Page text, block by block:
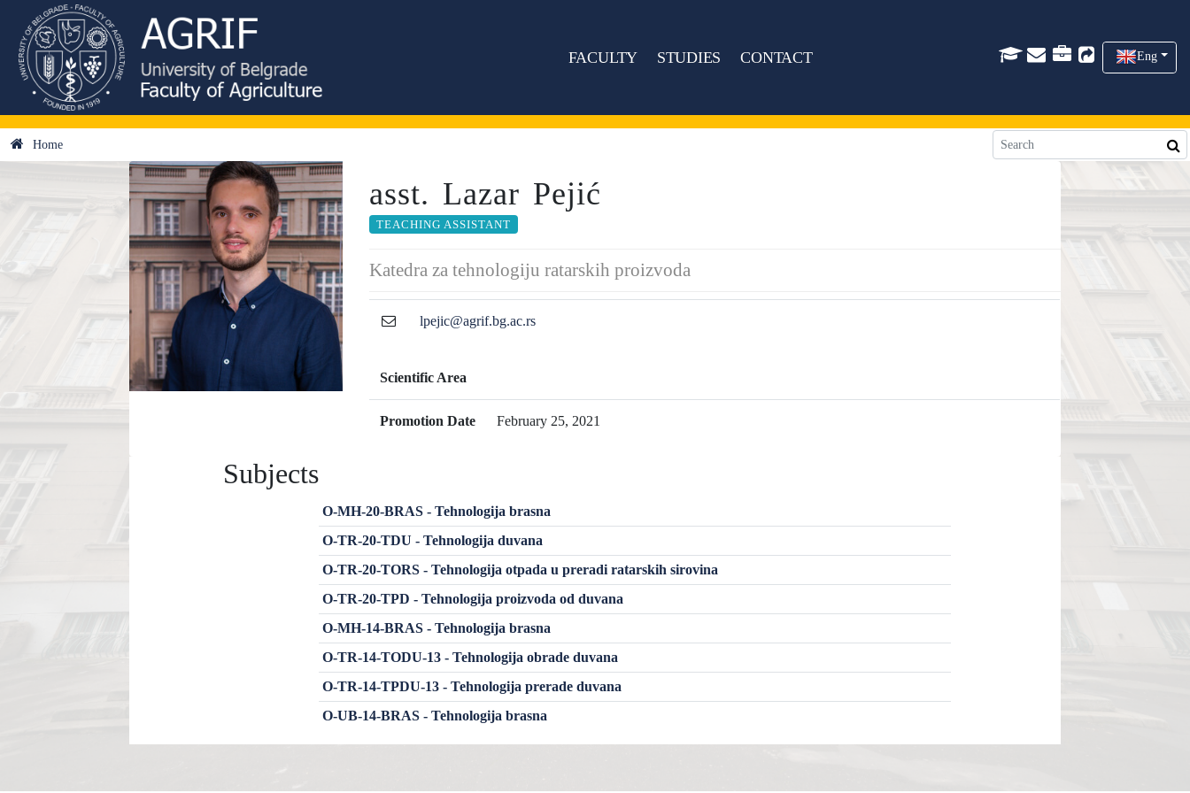
FACULTY STUDIES CONTACT Eng
Home
asst. Lazar Pejić
TEACHING ASSISTANT
Katedra za tehnologiju ratarskih proizvoda
lpejic@agrif.bg.ac.rs
Scientific Area
Promotion Date February 25, 2021
Subjects
O-MH-20-BRAS - Tehnologija brasna
O-TR-20-TDU - Tehnologija duvana
O-TR-20-TORS - Tehnologija otpada u preradi ratarskih sirovina
O-TR-20-TPD - Tehnologija proizvoda od duvana
O-MH-14-BRAS - Tehnologija brasna
O-TR-14-TODU-13 - Tehnologija obrade duvana
O-TR-14-TPDU-13 - Tehnologija prerade duvana
O-UB-14-BRAS - Tehnologija brasna